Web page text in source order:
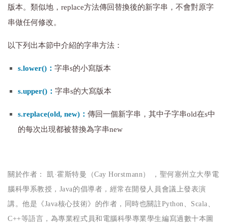
版本。類似地，replace方法傳回替換後的新字串，不會對原字
串做任何修改。
以下列出本節中介紹的字串方法：
s.lower()： 字串s的小寫版本
s.upper()： 字串s的大寫版本
s.replace(old, new)： 傳回一個新字串，其中子字串old在s中
的每次出現都被替換為字串new
關於作者： 凱·霍斯特曼（Cay Horstmann） ，聖何塞州立大學電
腦科學系教授，Java的倡導者，經常在開發人員會議上發表演
講。他是《Java核心技術》的作者，同時也關註Python、Scala、
C++等語言，為專業程式員和電腦科學專業學生編寫過數十本圖